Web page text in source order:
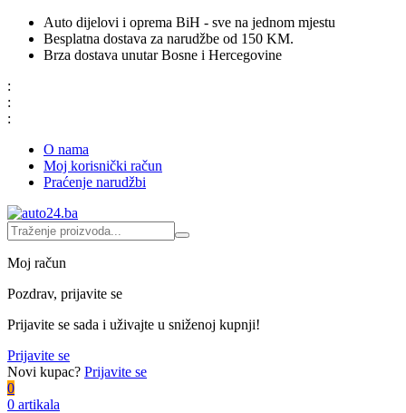
Auto dijelovi i oprema BiH - sve na jednom mjestu
Besplatna dostava za narudžbe od 150 KM.
Brza dostava unutar Bosne i Hercegovine
:
:
:
O nama
Moj korisnički račun
Praćenje narudžbi
Moj račun
Pozdrav, prijavite se
Prijavite se sada i uživajte u sniženoj kupnji!
Prijavite se
Novi kupac? Prijavite se
0
0 artikala